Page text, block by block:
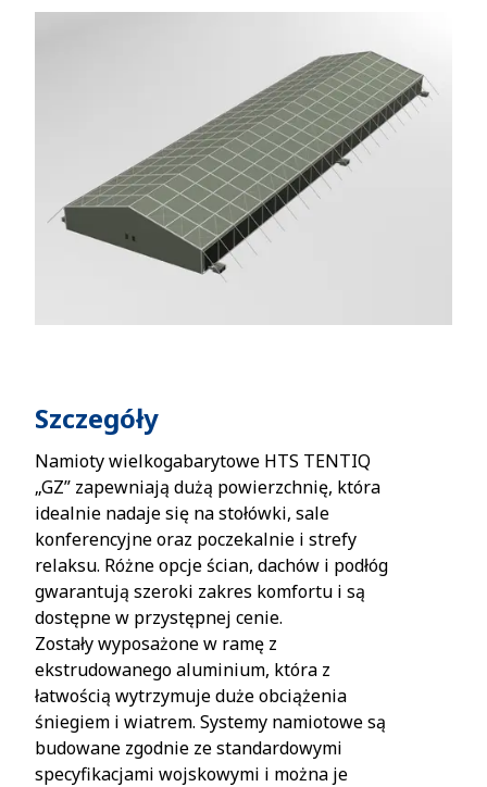
Szczegóły
Namioty wielkogabarytowe HTS TENTIQ
„GZ” zapewniają dużą powierzchnię, która
idealnie nadaje się na stołówki, sale
konferencyjne oraz poczekalnie i strefy
relaksu. Różne opcje ścian, dachów i podłóg
gwarantują szeroki zakres komfortu i są
dostępne w przystępnej cenie.
Zostały wyposażone w ramę z
ekstrudowanego aluminium, która z
łatwością wytrzymuje duże obciążenia
śniegiem i wiatrem. Systemy namiotowe są
budowane zgodnie ze standardowymi
specyfikacjami wojskowymi i można je